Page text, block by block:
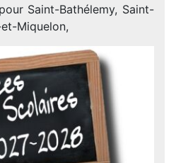
Saint-Bathélemy, Saint-
Miquelon,